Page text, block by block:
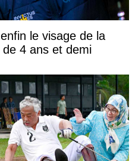
le visage de la
4 ans et demi